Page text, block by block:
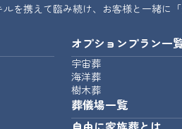
を携えて臨み続け、お客様と一緒に
オプションプラン一
宇宙葬
海洋葬
樹木葬
葬儀場一覧